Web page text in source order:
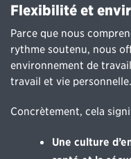
Flexibilité et
Parce que nous
rythme soutenu, nous
environnement de
travail et vie personnelle.
Concrètement, cela
Une culture